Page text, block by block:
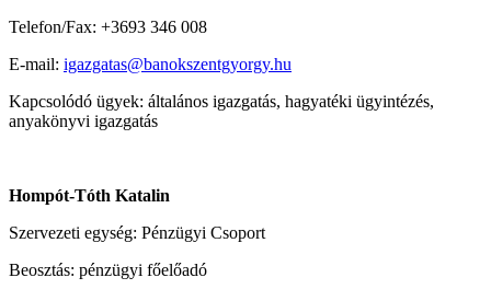
Telefon/Fax: +3693 346 008
E-mail: igazgatas@banokszentgyorgy.hu
Kapcsolódó ügyek: általános igazgatás, hagyatéki ügyintézés,
anyakönyvi igazgatás
Hompót-Tóth Katalin
Szervezeti egység: Pénzügyi Csoport
Beosztás: pénzügyi főelőadó